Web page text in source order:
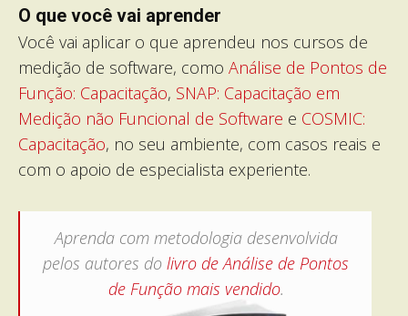
O que você vai aprender
Você vai aplicar o que aprendeu nos cursos de
medição de software, como Análise de Pontos de
Função: Capacitação, SNAP: Capacitação em
Medição não Funcional de Software e COSMIC:
Capacitação, no seu ambiente, com casos reais e
com o apoio de especialista experiente.
Aprenda com metodologia desenvolvida
pelos autores do livro de Análise de Pontos
de Função mais vendido.